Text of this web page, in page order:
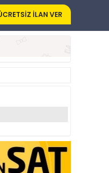
İLAN VER